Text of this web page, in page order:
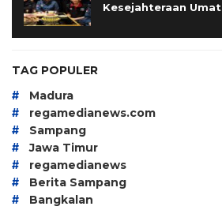
Kesejahteraan Umat
TAG POPULER
# Madura
# regamedianews.com
# Sampang
# Jawa Timur
# regamedianews
# Berita Sampang
#
Bangkalan